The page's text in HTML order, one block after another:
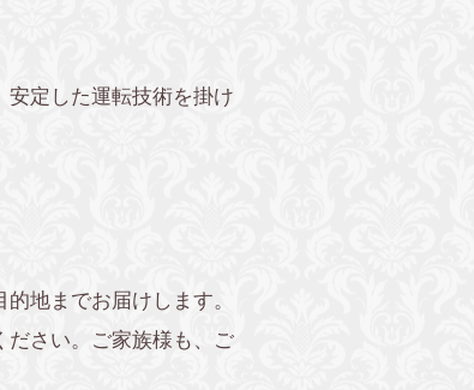
定した運転技術を掛け
地までお届けします。
ださい。ご家族様も、ご